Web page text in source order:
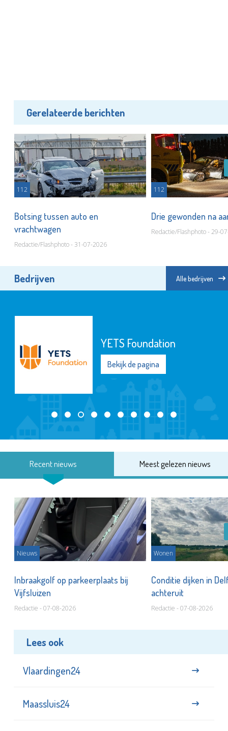
Gerelateerde berichten
112
Botsing tussen auto en
vrachtwagen
Redactie/Flashphoto - 31-07-2026
112
Drie gewonden na
Redactie/Flashphoto - 29-
Bedrijven Alle bedrijven
YETS Foundation
Bekijk de pagina
Recent nieuws Meest gelezen nieuws
Nieuws
Inbraakgolf op parkeerplaats bij
Vijfsluizen
Redactie - 07-08-2026
Wonen
Conditie dijken in
achteruit
Redactie - 07-08-2026
Lees ook
Vlaardingen24
Maassluis24